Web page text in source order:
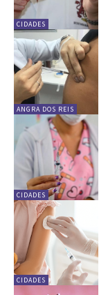
CIDADES
ANGRA DOS REIS
CIDADES
CIDADES